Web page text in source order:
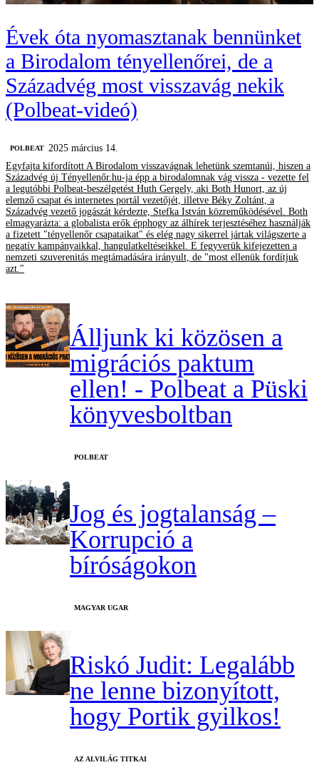
Évek óta nyomasztanak bennünket
a Birodalom tényellenőrei, de a
Századvég most visszavág nekik
(Polbeat-videó)
‎POLBEAT
2025 március 14.
Egyfajta kifordított A Birodalom visszavágnak lehetünk szemtanúi, hiszen a
Századvég új Tényellenőr.hu-ja épp a birodalomnak vág vissza - vezette fel
a legutóbbi Polbeat-beszélgetést Huth Gergely, aki Both Hunort, az új
elemző csapat és internetes portál vezetőjét, illetve Béky Zoltánt, a
Századvég vezető jogászát kérdezte, Stefka István közreműködésével. Both
elmagyarázta: a globalista erők épphogy az álhírek terjesztéséhez használják
a fizetett "tényellenőr csapataikat" és elég nagy sikerrel jártak világszerte a
negatív kampányaikkal, hangulatkeltéseikkel. E fegyverük kifejezetten a
nemzeti szuverenitás megtámadására irányult, de "most ellenük fordítjuk
azt."
Álljunk ki közösen a
migrációs paktum
ellen! - Polbeat a Püski
könyvesboltban
‎POLBEAT
Jog és jogtalanság –
Korrupció a
bíróságokon
MAGYAR UGAR
Riskó Judit: Legalább
ne lenne bizonyított,
hogy Portik gyilkos!
AZ ALVILÁG TITKAI